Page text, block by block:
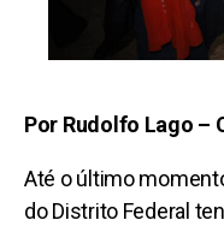
Por Rudolfo Lago –
Até o último
do Distrito Federal